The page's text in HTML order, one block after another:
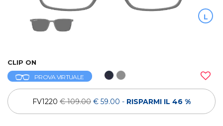
L
CLIP ON
PROVA VIRTUALE
FV1220 € 109.00 € 59.00 - RISPARMI IL 46 %